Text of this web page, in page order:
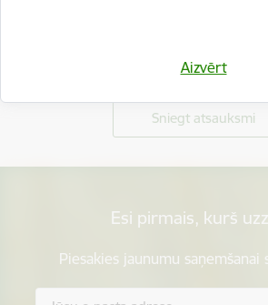
Aizvērt
Vai šī informācija bija
Sniegt atsauksmi
Esi pirmais, kurš
Piesakies jaunumu saņemšanai